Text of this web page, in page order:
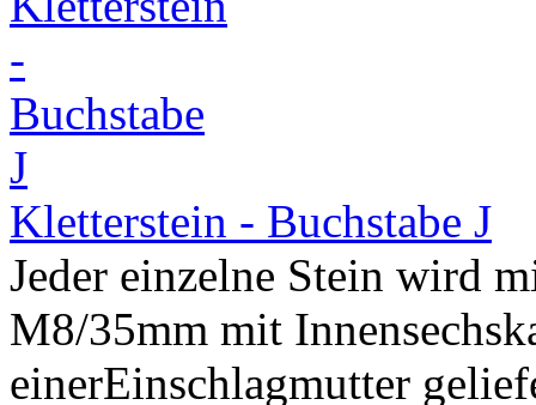
Kletterstein - Buchstabe J
Jeder einzelne Stein wird
M8/35mm mit
einerEinschlagmutter